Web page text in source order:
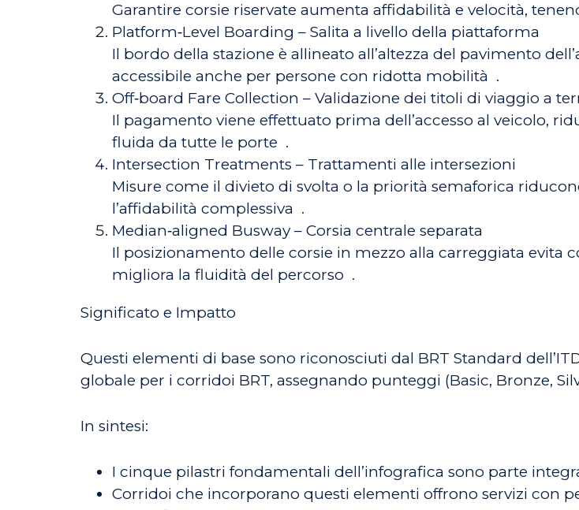
Garantire corsie riservate aumenta affidabilità e velocità,
Platform‑Level Boarding – Salita a livello della piattaforma
Il bordo della stazione è allineato all’altezza del pavimento
accessibile anche per persone con ridotta mobilità .
Off‑board Fare Collection – Validazione dei titoli di viaggio a
Il pagamento viene effettuato prima dell’accesso al veicolo,
fluida da tutte le porte .
Intersection Treatments – Trattamenti alle intersezioni
Misure come il divieto di svolta o la priorità semaforica
l’affidabilità complessiva .
Median‑aligned Busway – Corsia centrale separata
Il posizionamento delle corsie in mezzo alla carreggiata evita
migliora la fluidità del percorso .
Significato e Impatto
Questi elementi di base sono riconosciuti dal BRT Standard
globale per i corridoi BRT, assegnando punteggi (Basic, Bronze,
In sintesi:
I cinque pilastri fondamentali dell’infografica sono parte
Corridoi che incorporano questi elementi offrono servizi con